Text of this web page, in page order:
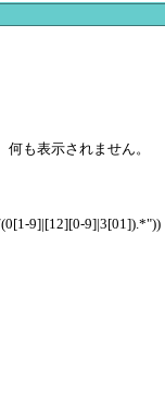
も表示されません。
9]|[12][0-9]|3[01]).*"))